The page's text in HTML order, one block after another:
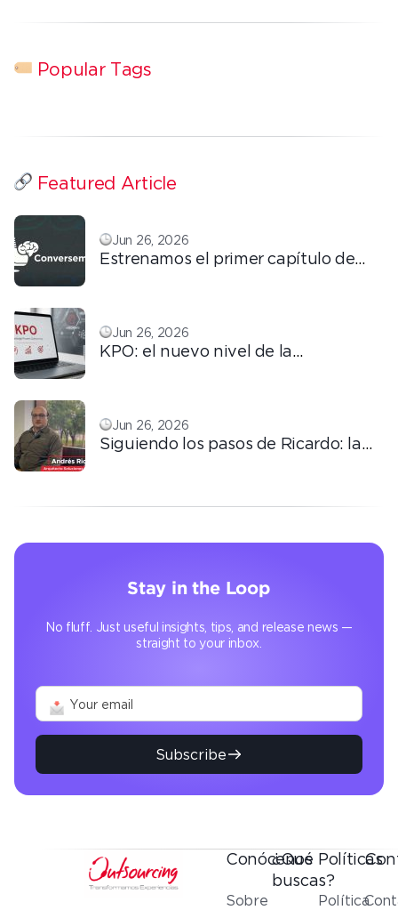
Popular Tags
Featured Article
Jun 26, 2026
Estrenamos el primer capítulo de
Jun 26, 2026
KPO: el nuevo nivel de la
Jun 26, 2026
Siguiendo los pasos de Ricardo: la
Stay in the Loop
No fluff. Just useful insights, tips, and release news —
straight to your inbox.
Subscribe
Conócenos
Sobre
¿Qué
buscas?
Políticas
Política